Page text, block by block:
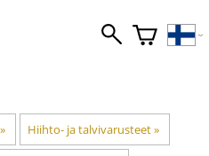
‪» Hiihto- ja talvivarusteet‪»